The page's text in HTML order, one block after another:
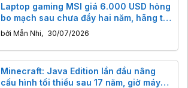
Laptop gaming MSI giá 6.000 USD hỏng
bo mạch sau chưa đầy hai năm, hãng từ
chối sửa vì “đắt hơn mua máy mới”
bởi Mẫn Nhi, 30/07/2026
Minecraft: Java Edition lần đầu nâng
cấu hình tối thiểu sau 17 năm, giờ máy